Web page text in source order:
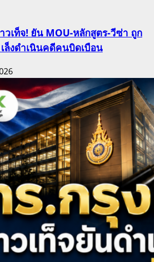
วเท็จ! ยัน MOU-หลักสูตร-วีซ่า ถูก
ล็งดำเนินคดีคนบิดเบือน